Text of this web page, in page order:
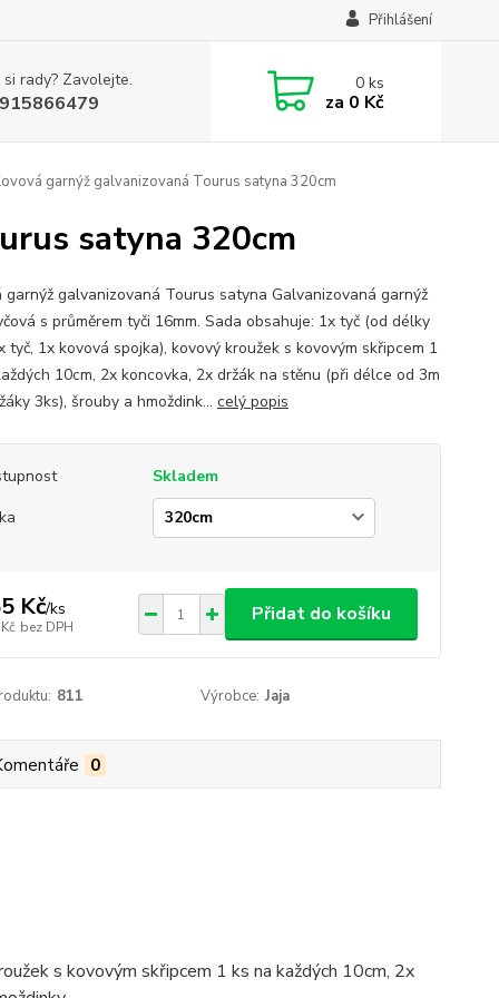
Přihlášení
rady? Zavolejte. 0ks
za 0 Kč
garnýž galvanizovaná Tourus satyna 320cm
satyna 320cm
garnýž galvanizovaná Tourus satyna Galvanizovaná garnýž
s průměrem tyči 16mm. Sada obsahuje: 1x tyč (od délky
tyč, 1x kovová spojka), kovový kroužek s kovovým skřipcem 1
10cm, 2x koncovka, 2x držák na stěnu (při délce od 3m
3ks), šrouby a hmoždink... celý popis
Skladem
Kč/ks
bez DPH
Přidat do košíku
811 Výrobce: Jaja
0
s kovovým skřipcem 1 ks na každých 10cm, 2x